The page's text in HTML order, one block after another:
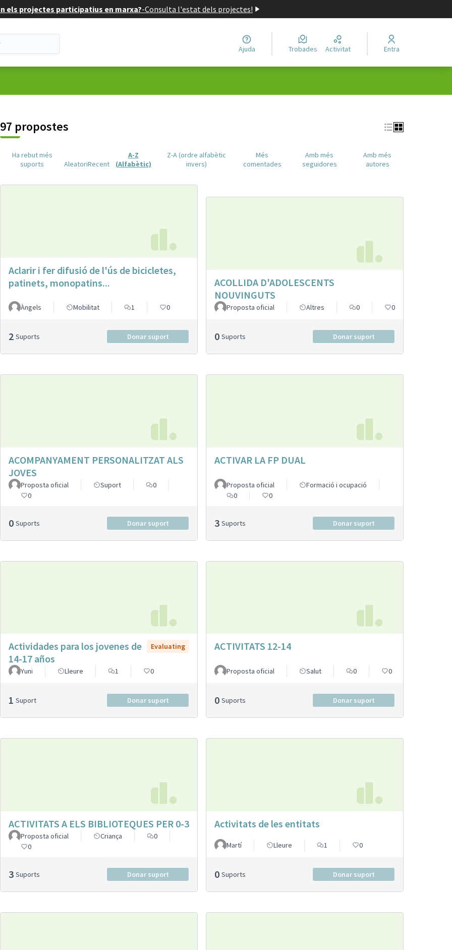
els projectes participatius en marxa?-Consulta l'estat dels projectes!
Ajuda Trobades Activitat Entra
97 propostes
Ha rebut més
suports
AleatoriRecent
A-Z
(Alfabètic)
Z-A (ordre alfabètic
invers)
Més
comentades
Amb més
seguidores
Amb més
autores
Aclarir i fer difusió de l'ús de bicicletes,
patinets, monopatins...
Àngels Mobilitat 1 0
2 Suports Donar suport
ACOLLIDA D'ADOLESCENTS
NOUVINGUTS
Proposta oficial Altres 0 0
0 Suports Donar suport
ACOMPANYAMENT PERSONALITZAT ALS
JOVES
Proposta oficial Suport
0
0
0 Suports Donar suport
ACTIVAR LA FP DUAL
Proposta oficial
Formació i ocupació
0
0
3 Suports Donar suport
Actividades para los jovenes de
14-17 años
Evaluating
Yuni Lleure 1 0
1 Suport Donar suport
ACTIVITATS 12-14
Proposta oficial Salut 0 0
0 Suports Donar suport
ACTIVITATS A ELS BIBLIOTEQUES PER 0-3
Proposta oficial Criança
0
0
3 Suports Donar suport
Activitats de les entitats
Martí Lleure 1 0
0 Suports Donar suport